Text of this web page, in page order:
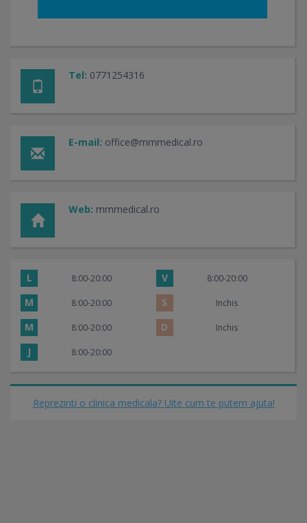
Tel: 0771254316
E-mail: office@mmmedical.ro
Web: mmmedical.ro
L 8:00-20:00 V 8:00-20:00
M 8:00-20:00 S Inchis
M 8:00-20:00 D Inchis
J 8:00-20:00
Reprezinti o clinica medicala? Uite cum te putem ajuta!